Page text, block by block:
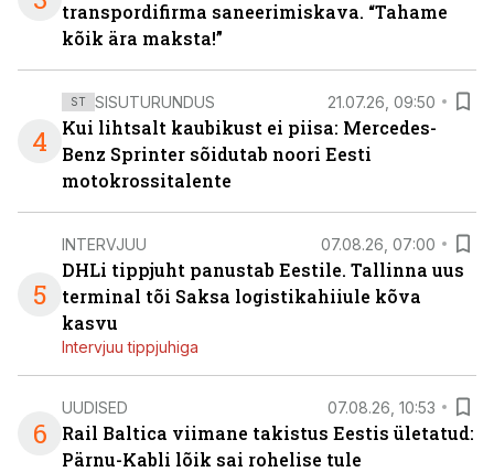
transpordifirma saneerimiskava. “Tahame
kõik ära maksta!”
4
ST SISUTURUNDUS 21.07.26, 09:50
Kui lihtsalt kaubikust ei piisa: Mercedes-
Benz Sprinter sõidutab noori Eesti
motokrossitalente
5
INTERVJUU 07.08.26, 07:00
DHLi tippjuht panustab Eestile. Tallinna uus
terminal tõi Saksa logistikahiiule kõva
kasvu
Intervjuu tippjuhiga
6
UUDISED 07.08.26, 10:53
Rail Baltica viimane takistus Eestis ületatud:
Pärnu-Kabli lõik sai rohelise tule